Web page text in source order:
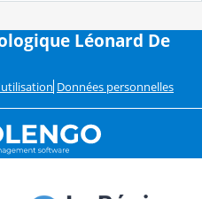
Léonard De
Données personnelles